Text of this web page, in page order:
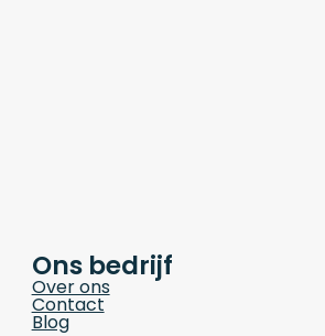
Ons bedrijf
Over ons
Contact
Blog